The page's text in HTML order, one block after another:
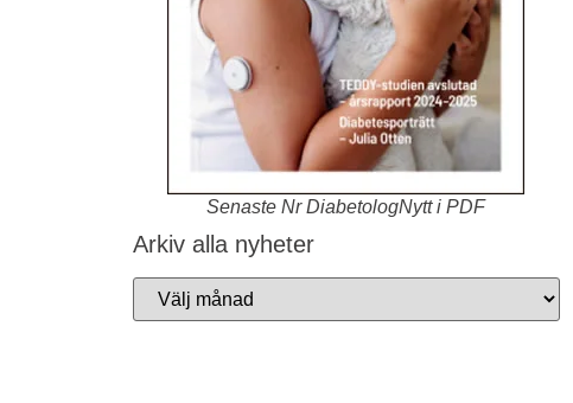
Senaste Nr DiabetologNytt i PDF
Arkiv alla nyheter